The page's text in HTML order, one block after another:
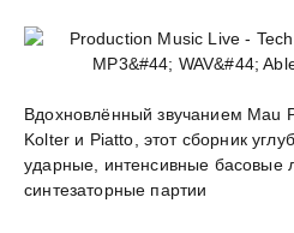
Вдохновлённый звучанием Mau
Kolter и Piatto, этот сборник
ударные, интенсивные
синтезаторные партии